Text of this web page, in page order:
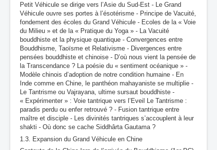
Petit Véhicule se dirige vers l’Asie du Sud-Est - Le Grand
Véhicule ouvre ses portes à l’ésotérisme - Principe de Vacuité,
fondement des écoles du Grand Véhicule - Ecoles de la « Voie
du Milieu » et de la « Pratique du Yoga » - La Vacuité
bouddhiste et la physique quantique - Convergences entre
Bouddhisme, Taoïsme et Relativisme - Divergences entre
pensées bouddhiste et chinoise - D’où nous vient la pensée de
la Transcendance ? La poésie du « sentiment océanique » -
Modèle chinois d’adoption de notre condition humaine - En
Inde comme en Chine, le panthéon mahayaniste se multiplie -
Le Tantrisme ou Vajrayana, ultime sursaut bouddhiste -
« Expérimenter » : Voie tantrique vers l’Eveil Le Tantrisme :
paradis perdu ou enfer retrouvé ? - Fusion tantrique entre
maître et disciple - Les divinités tantriques s’accouplent à leur
shakti - Où donc se cache Siddhârta Gautama ?
1.3. Expansion du Grand Véhicule en Chine